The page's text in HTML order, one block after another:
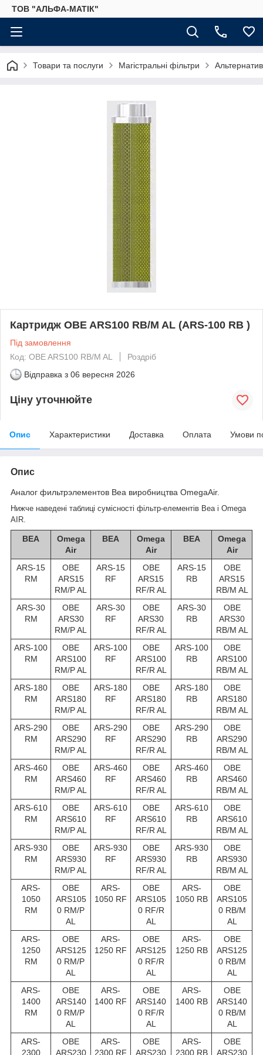
ТОВ "АЛЬФА-МАТІК"
Товари та послуги Магістральні фільтри
Картридж OBE ARS100 RB/M AL (ARS-100 RB )
Під замовлення
Код: OBE ARS100 RB/M AL
Роздріб
Відправка з 06 вересня 2026
Ціну уточнюйте
Опис Характеристики Доставка Оплата Умови
Опис
Аналог фильтрэлементов Bea виробництва OmegaAir.
Нижче наведені таблиці сумісності фільтр-елементів Bea і Omega
AIR.
BEA
Omega
Air
BEA
Omega
Air
BEA
Omega
Air
ARS-15
RM
OBE
ARS15
RM/P AL
ARS-15
RF
OBE
ARS15
RF/R AL
ARS-15
RB
OBE
ARS15
RB/M AL
ARS-30
RM
OBE
ARS30
RM/P AL
ARS-30
RF
OBE
ARS30
RF/R AL
ARS-30
RB
OBE
ARS30
RB/M AL
ARS-100
RM
OBE
ARS100
RM/P AL
ARS-100
RF
OBE
ARS100
RF/R AL
ARS-100
RB
OBE
ARS100
RB/M AL
ARS-180
RM
OBE
ARS180
RM/P AL
ARS-180
RF
OBE
ARS180
RF/R AL
ARS-180
RB
OBE
ARS180
RB/M AL
ARS-290
RM
OBE
ARS290
RM/P AL
ARS-290
RF
OBE
ARS290
RF/R AL
ARS-290
RB
OBE
ARS290
RB/M AL
ARS-460
RM
OBE
ARS460
RM/P AL
ARS-460
RF
OBE
ARS460
RF/R AL
ARS-460
RB
OBE
ARS460
RB/M AL
ARS-610
RM
OBE
ARS610
RM/P AL
ARS-610
RF
OBE
ARS610
RF/R AL
ARS-610
RB
OBE
ARS610
RB/M AL
ARS-930
RM
OBE
ARS930
RM/P AL
ARS-930
RF
OBE
ARS930
RF/R AL
ARS-930
RB
OBE
ARS930
RB/M AL
ARS-
1050
RM
OBE
ARS105
0 RM/P
AL
ARS-
1050 RF
OBE
ARS105
0 RF/R
AL
ARS-
1050 RB
OBE
ARS105
0 RB/M
AL
ARS-
1250
RM
OBE
ARS125
0 RM/P
AL
ARS-
1250 RF
OBE
ARS125
0 RF/R
AL
ARS-
1250 RB
OBE
ARS125
0 RB/M
AL
ARS-
1400
RM
OBE
ARS140
0 RM/P
AL
ARS-
1400 RF
OBE
ARS140
0 RF/R
AL
ARS-
1400 RB
OBE
ARS140
0 RB/M
AL
ARS-
2300
OBE
ARS230
ARS-
2300 RF
OBE
ARS230
ARS-
2300 RB
OBE
ARS230